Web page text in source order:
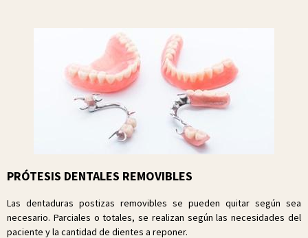
PRÓTESIS DENTALES REMOVIBLES
Las dentaduras postizas removibles se pueden quitar según sea
necesario. Parciales o totales, se realizan según las necesidades del
paciente y la cantidad de dientes a reponer.